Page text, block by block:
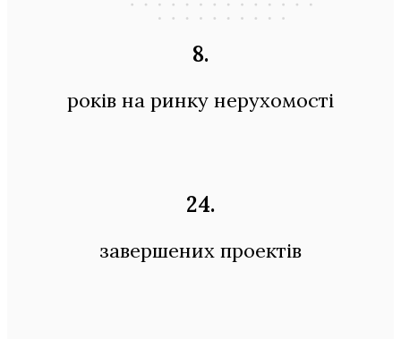
8.
років на ринку нерухомості
24.
завершених проектів